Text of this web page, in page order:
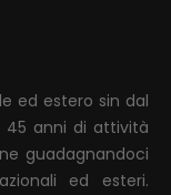
ed estero sin dal
45 anni di attività
guadagnandoci
ed esteri.